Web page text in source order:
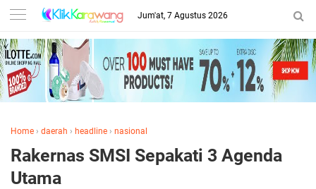
Jum'at, 7 Agustus 2026
Home › daerah › headline › nasional
Rakernas SMSI Sepakati 3 Agenda
Utama